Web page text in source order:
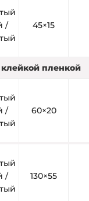
/
45×15
клейкой пленкой
/
60×20
/
130×55